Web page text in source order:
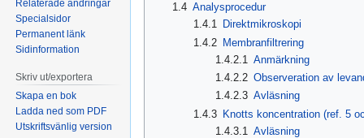
1.4 Analysprocedur
1.4.1 Direktmikroskopi
1.4.2 Membranfiltrering
1.4.2.1 Anmärkning
1.4.2.2 Observeration av
1.4.2.3 Avläsning
1.4.3 Knotts koncentration (ref. 5
1.4.3.1 Avläsning
Relaterade ändringar
Specialsidor
Permanent länk
Sidinformation
Skriv ut/exportera
Skapa en bok
Ladda ned som PDF
Utskriftsvänlig version